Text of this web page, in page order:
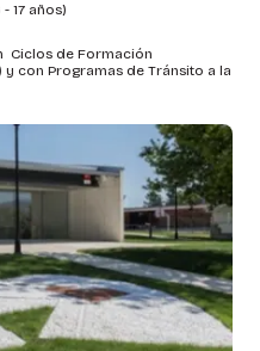
17 años)
Ciclos de Formación
y con Programas de Tránsito a la